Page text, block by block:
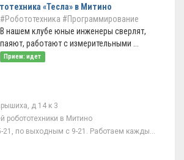
«Тесла» в Митино
#Робототехника #Программирование
В нашем клубе юные инженеры сверлят,
паяют, работают с измерительными ...
Прием: идет
д 14 к 3
робототехники в Митино
по выходным с 9-21. Работаем каждый день